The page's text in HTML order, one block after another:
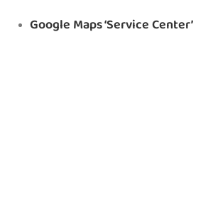
Google Maps ‘Service Center’